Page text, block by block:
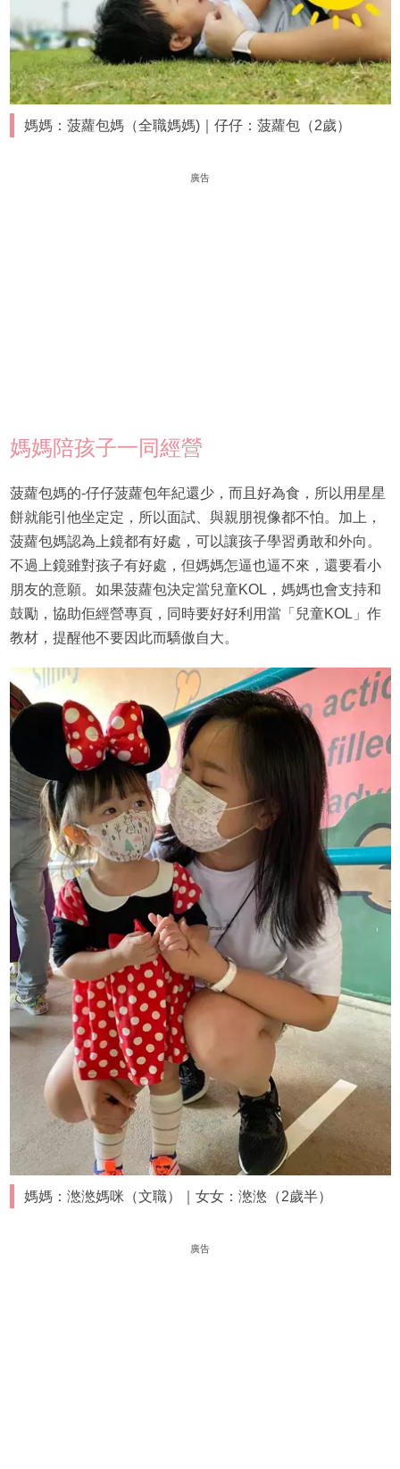
媽媽：菠蘿包媽（全職媽媽)｜仔仔：菠蘿包（2歲）
廣告
媽媽陪孩子一同經營
菠蘿包媽的-仔仔菠蘿包年紀還少，而且好為食，所以用星星
餅就能引他坐定定，所以面試、與親朋視像都不怕。加上，
菠蘿包媽認為上鏡都有好處，可以讓孩子學習勇敢和外向。
不過上鏡雖對孩子有好處，但媽媽怎逼也逼不來，還要看小
朋友的意願。如果菠蘿包決定當兒童KOL，媽媽也會支持和
鼓勵，協助佢經營專頁，同時要好好利用當「兒童KOL」作
教材，提醒他不要因此而驕傲自大。
媽媽：滺滺媽咪（文職）｜女女：滺滺（2歲半）
廣告